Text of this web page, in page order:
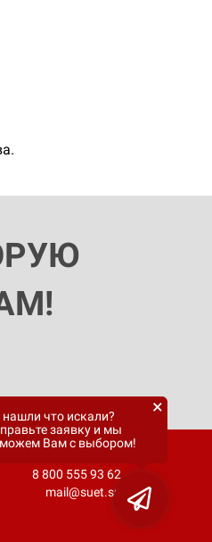
8 800 555 93 62
mail@suet.su
нашли что искали?
заявку и мы
Вам с выбором!
×